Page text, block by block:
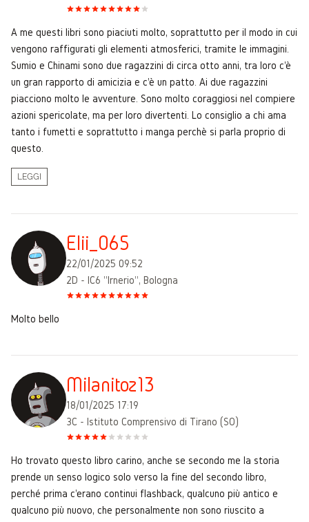
A me questi libri sono piaciuti molto, soprattutto per il modo in cui
vengono raffigurati gli elementi atmosferici, tramite le immagini.
Sumio e Chinami sono due ragazzini di circa otto anni, tra loro c'è
un gran rapporto di amicizia e c'è un patto. Ai due ragazzini
piacciono molto le avventure. Sono molto coraggiosi nel compiere
azioni spericolate, ma per loro divertenti. Lo consiglio a chi ama
tanto i fumetti e soprattutto i manga perchè si parla proprio di
questo.
LEGGI
Elii_065
22/01/2025 09:52
2D - IC6 "Irnerio", Bologna
Molto bello
Milanitoz13
18/01/2025 17:19
3C - Istituto Comprensivo di Tirano (SO)
Ho trovato questo libro carino, anche se secondo me la storia
prende un senso logico solo verso la fine del secondo libro,
perché prima c'erano continui flashback, qualcuno più antico e
qualcuno più nuovo, che personalmente non sono riuscito a